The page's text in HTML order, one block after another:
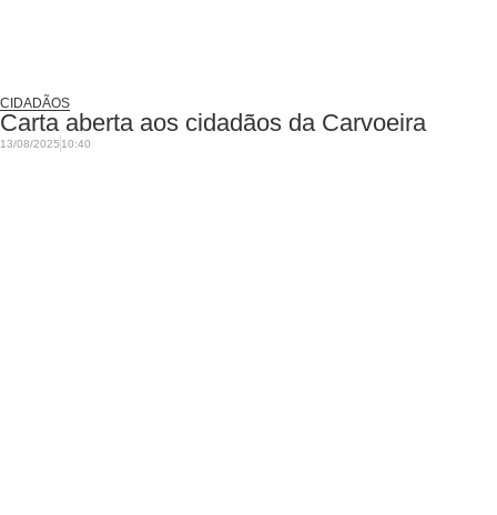
CIDADÃOS
Carta aberta aos cidadãos da Carvoeira
13/08/2025 10:40